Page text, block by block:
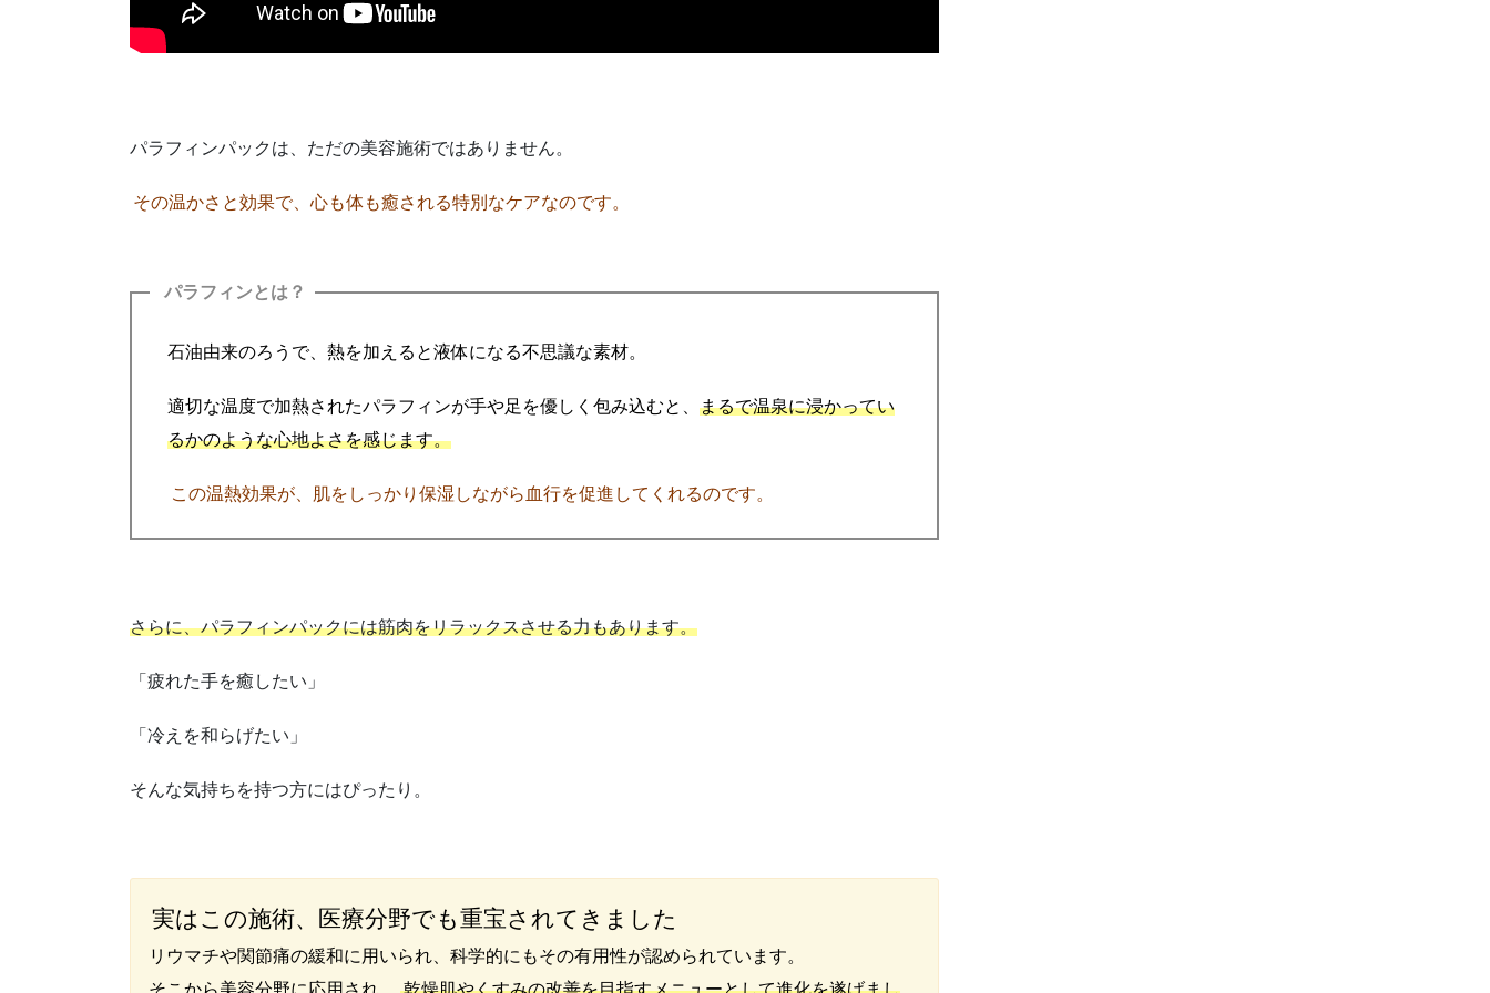
パラフィンパックは、ただの美容施術ではありません。
その温かさと効果で、心も体も癒される特別なケアなのです。
パラフィンとは？
石油由来のろうで、熱を加えると液体になる不思議な素材。
適切な温度で加熱されたパラフィンが手や足を優しく包み込むと、 まるで温泉に浸かってい
るかのような心地よさを感じます。
この温熱効果が、肌をしっかり保湿しながら血行を促進してくれるのです。
さらに、パラフィンパックには筋肉をリラックスさせる力もあります。
「疲れた手を癒したい」
「冷えを和らげたい」
そんな気持ちを持つ方にはぴったり。
実はこの施術、医療分野でも重宝されてきました
リウマチや関節痛の緩和に用いられ、科学的にもその有用性が認められています。